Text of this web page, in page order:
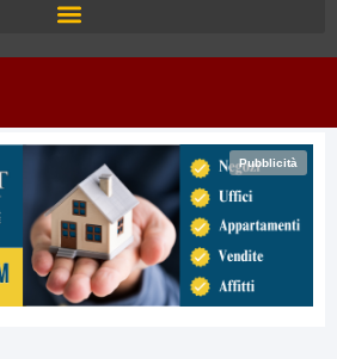
Pubblicità